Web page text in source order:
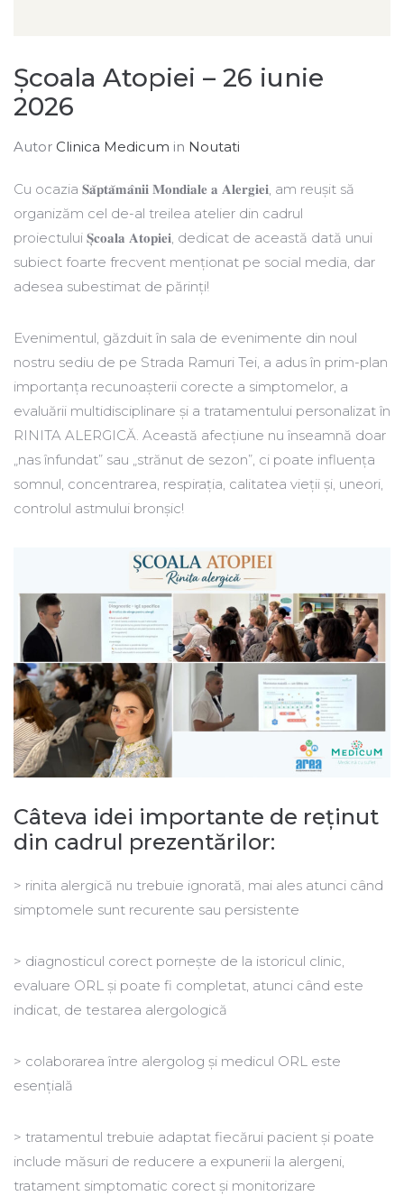
Școala Atopiei – 26 iunie
2026
Autor Clinica Medicum in Noutati
Cu ocazia 𝐒𝐚̆𝐩𝐭𝐚̆𝐦𝐚̂𝐧𝐢𝐢 𝐌𝐨𝐧𝐝𝐢𝐚𝐥𝐞 𝐚 𝐀𝐥𝐞𝐫𝐠𝐢𝐞𝐢, am reușit să
organizăm cel de-al treilea atelier din cadrul
proiectului 𝐒̦𝐜𝐨𝐚𝐥𝐚 𝐀𝐭𝐨𝐩𝐢𝐞𝐢, dedicat de această dată unui
subiect foarte frecvent menționat pe social media, dar
adesea subestimat de părinți!
Evenimentul, găzduit în sala de evenimente din noul
nostru sediu de pe Strada Ramuri Tei, a adus în prim-plan
importanța recunoașterii corecte a simptomelor, a
evaluării multidisciplinare și a tratamentului personalizat în
RINITA ALERGICĂ. Această afecțiune nu înseamnă doar
„nas înfundat” sau „strănut de sezon”, ci poate influența
somnul, concentrarea, respirația, calitatea vieții și, uneori,
controlul astmului bronșic!
Câteva idei importante de reținut
din cadrul prezentărilor:
> rinita alergică nu trebuie ignorată, mai ales atunci când
simptomele sunt recurente sau persistente
> diagnosticul corect pornește de la istoricul clinic,
evaluare ORL și poate fi completat, atunci când este
indicat, de testarea alergologică
> colaborarea între alergolog și medicul ORL este
esențială
> tratamentul trebuie adaptat fiecărui pacient și poate
include măsuri de reducere a expunerii la alergeni,
tratament simptomatic corect și monitorizare